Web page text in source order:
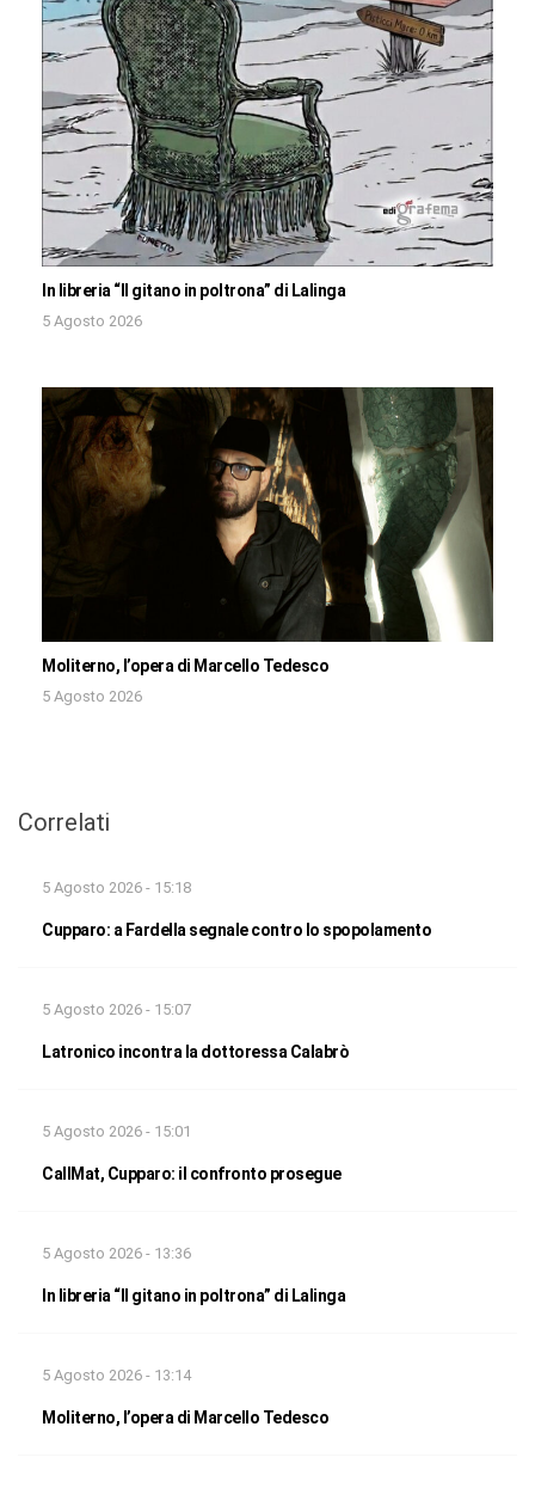
In libreria “Il gitano in poltrona” di Lalinga
5 Agosto 2026
Moliterno, l’opera di Marcello Tedesco
5 Agosto 2026
Correlati
5 Agosto 2026 - 15:18
Cupparo: a Fardella segnale contro lo spopolamento
5 Agosto 2026 - 15:07
Latronico incontra la dottoressa Calabrò
5 Agosto 2026 - 15:01
CallMat, Cupparo: il confronto prosegue
5 Agosto 2026 - 13:36
In libreria “Il gitano in poltrona” di Lalinga
5 Agosto 2026 - 13:14
Moliterno, l’opera di Marcello Tedesco